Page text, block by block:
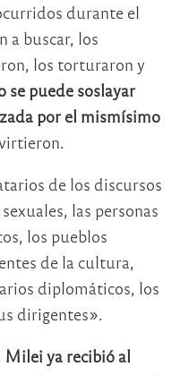
durante el
a buscar, los
los torturaron y
se puede soslayar
por el mismísimo
de los discursos
las personas
los pueblos
de la cultura,
diplomáticos, los
dirigentes».
Milei ya recibió al